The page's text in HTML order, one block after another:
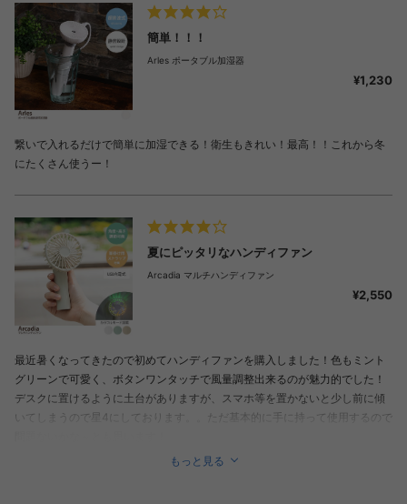
簡単！！！
Arles ポータブル加湿器
¥1,230
繋いで入れるだけで簡単に加湿できる！衛生もきれい！最高！！これから冬
にたくさん使うー！
夏にピッタリなハンディファン
Arcadia マルチハンディファン
¥2,550
最近暑くなってきたので初めてハンディファンを購入しました！色もミント
グリーンで可愛く、ボタンワンタッチで風量調整出来るのが魅力的でした！
デスクに置けるように土台がありますが、スマホ等を置かないと少し前に傾
いてしまうので星4にしております。。ただ基本的に手に持って使用するので
もっと見る